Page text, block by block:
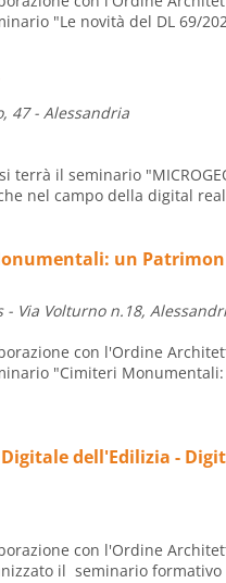
"Le novità del DL 69/
47 - Alessandria
terrà il seminario
nel campo della digital
un
- Via Volturno n.18,
con l'Ordine
"Cimiteri
dell'Edilizia -
con l'Ordine
il seminario